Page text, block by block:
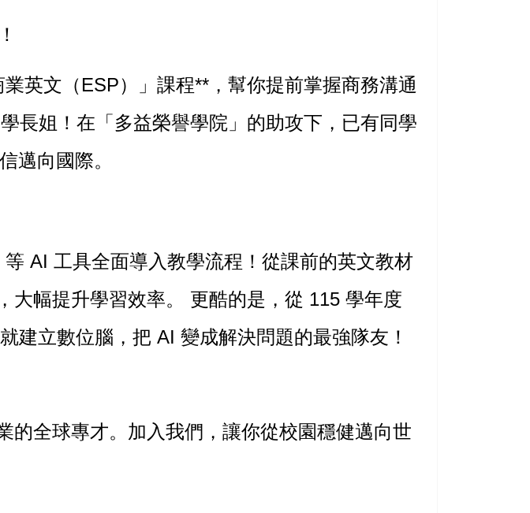
英文（ESP）」課程**，幫你提前掌握商務溝通
長姐！在「多益榮譽學院」的助攻下，已有同學
邁向國際。
等 AI 工具全面導入教學流程！從課前的英文教材
大幅提升學習效率。 更酷的是，從 115 學年度
建立數位腦，把 AI 變成解決問題的最強隊友！
的全球專才。加入我們，讓你從校園穩健邁向世